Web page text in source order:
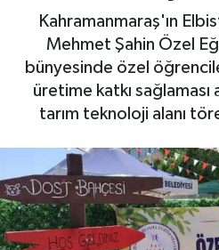
Kahramanmaraş'ın
Mehmet Şahin Özel
bünyesinde özel
üretime katkı sağlaması
tarım teknoloji alanı
Künye
Son Dakika Haberleri
Haber Arşivi